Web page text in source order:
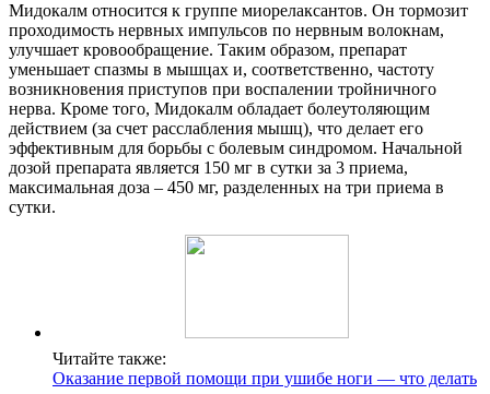
Мидокалм относится к группе миорелаксантов. Он тормозит
проходимость нервных импульсов по нервным волокнам,
улучшает кровообращение. Таким образом, препарат
уменьшает спазмы в мышцах и, соответственно, частоту
возникновения приступов при воспалении тройничного
нерва. Кроме того, Мидокалм обладает болеутоляющим
действием (за счет расслабления мышц), что делает его
эффективным для борьбы с болевым синдромом. Начальной
дозой препарата является 150 мг в сутки за 3 приема,
максимальная доза – 450 мг, разделенных на три приема в
сутки.
Читайте также:
Оказание первой помощи при ушибе ноги — что делать